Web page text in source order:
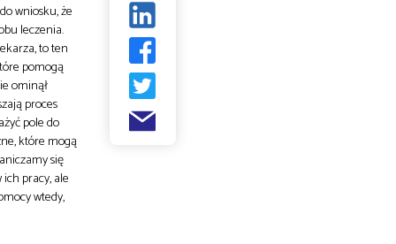
wniosku, że
leczenia.
to ten
pomogą
ominął
proces
pole do
które mogą
się
pracy, ale
wtedy,